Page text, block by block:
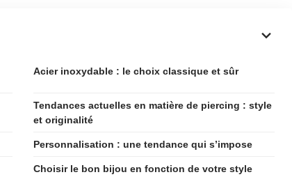
Acier inoxydable : le choix classique et sûr
Tendances actuelles en matière de piercing : style
et originalité
Personnalisation : une tendance qui s’impose
Choisir le bon bijou en fonction de votre style